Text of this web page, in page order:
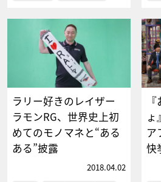
ラリー好きのレイザー
ラモンRG、世界史上初
めてのモノマネと“ある
ある”披露
2018.04.02
ょ
ア
快